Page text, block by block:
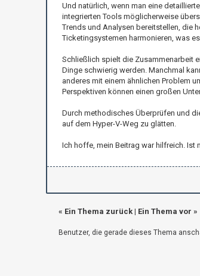
Und natürlich, wenn man eine
integrierten Tools möglicherweise
Trends und Analysen bereitstellen, die
Ticketingsystemen harmonieren, was
Schließlich spielt die Zusammenarbeit
Dinge schwierig werden. Manchmal
anderes mit einem ähnlichen Problem
Perspektiven können einen großen
Durch methodisches Überprüfen und
auf dem Hyper-V-Weg zu glätten.
Ich hoffe, mein Beitrag war hilfreich. Ist
« Ein Thema zurück| Ein Thema vor »
Benutzer, die gerade dieses Thema